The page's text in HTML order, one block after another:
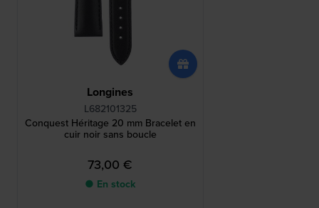
Longines
L682101325
Conquest Héritage 20 mm Bracelet en
cuir noir sans boucle
73,00 €
● En stock